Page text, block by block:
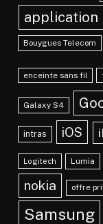
application
Bouygues Telecom
enceinte sans fil
Galaxy S4
intras iOS
Logitech Lumia
nokia offre
Samsung